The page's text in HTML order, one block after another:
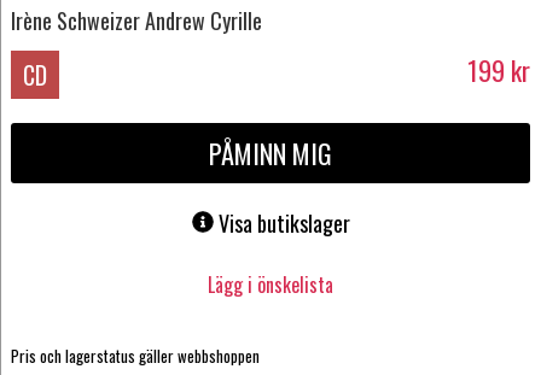
Irène Schweizer Andrew Cyrille
CD 199 kr
PÅMINN MIG
Visa butikslager
Lägg i önskelista
Pris och lagerstatus gäller webbshoppen